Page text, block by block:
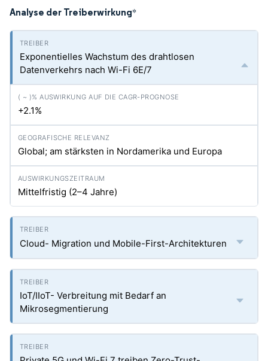
Analyse der Treiberwirkung*
Exponentielles Wachstum des drahtlosen
Datenverkehrs nach Wi-Fi 6E/7
+2.1%
Global; am stärksten in Nordamerika und Europa
Mittelfristig (2–4 Jahre)
Cloud- Migration und Mobile-First-Architekturen
IoT/IIoT- Verbreitung mit Bedarf an
Mikrosegmentierung